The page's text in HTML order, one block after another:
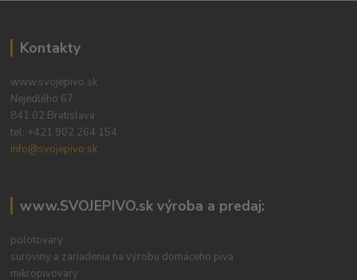
Kontakty
www.svojepivo.sk
Nejedlého 67
841 02 Bratislava
tel: +421 902 264 154
info@svojepivo.sk
www.SVOJEPIVO.sk výroba a predaj:
polotovary
suroviny a zariadenia na výrobu domáceho piva
mikropivovary